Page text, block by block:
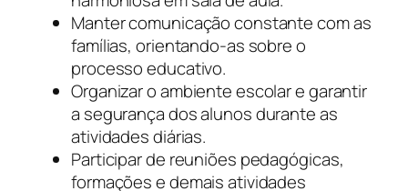
Manter comunicação constante com as
famílias, orientando-as sobre o
processo educativo.
Organizar o ambiente escolar e garantir
a segurança dos alunos durante as
atividades diárias.
Participar de reuniões pedagógicas,
formações e demais atividades